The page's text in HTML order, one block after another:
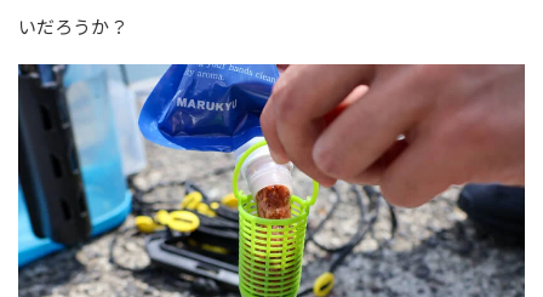
いだろうか？